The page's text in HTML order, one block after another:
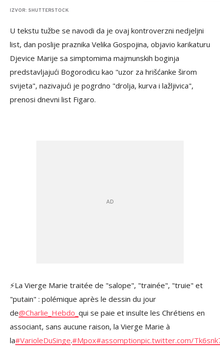
IZVOR: SHUTTERSTOCK
U tekstu tužbe se navodi da je ovaj kontroverzni nedjeljni
list, dan poslije praznika Velika Gospojina, objavio karikaturu
Djevice Marije sa simptomima majmunskih boginja
predstavljajući Bogorodicu kao "uzor za hrišćanke širom
svijeta", nazivajući je pogrdno "drolja, kurva i lažljivica",
prenosi dnevni list Figaro.
⚡La Vierge Marie traitée de "salope", "trainée", "truie" et
"putain" : polémique après le dessin du jour
de@Charlie_Hebdo_ qui se paie et insulte les Chrétiens en
associant, sans aucune raison, la Vierge Marie à
la#VarioleDuSinge.#Mpox#assomptionpic.twitter.com/